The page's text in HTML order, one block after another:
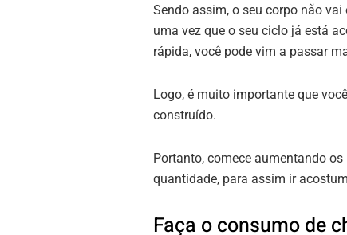
Sendo assim, o seu corpo não
uma vez que o seu ciclo já está
rápida, você pode vim a passar
Logo, é muito importante que
construído.
Portanto, comece aumentando
quantidade, para assim ir
Faça o consumo de